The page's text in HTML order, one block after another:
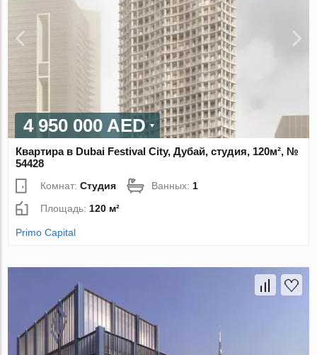
4 950 000 AED
Квартира в Dubai Festival City, Дубай, студия, 120м², №
54428
Комнат:Студия Ванных: 1
Площадь: 120 м²
Primo Capital